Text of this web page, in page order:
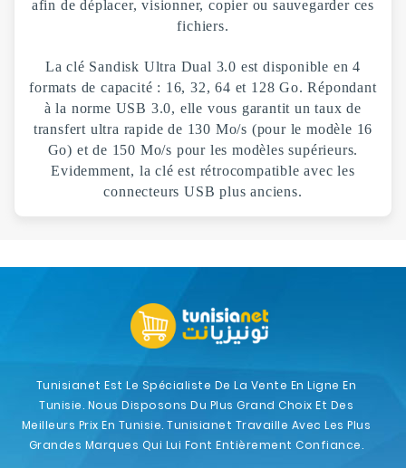
afin de déplacer, visionner, copier ou sauvegarder ces
fichiers.
La clé Sandisk Ultra Dual 3.0 est disponible en 4
formats de capacité : 16, 32, 64 et 128 Go. Répondant
à la norme USB 3.0, elle vous garantit un taux de
transfert ultra rapide de 130 Mo/s (pour le modèle 16
Go) et de 150 Mo/s pour les modèles supérieurs.
Evidemment, la clé est rétrocompatible avec les
connecteurs USB plus anciens.
Tunisianet Est Le Spécialiste De La Vente En Ligne En
Tunisie. Nous Disposons Du Plus Grand Choix Et Des
Meilleurs Prix En Tunisie. Tunisianet Travaille Avec Les Plus
Grandes Marques Qui Lui Font Entièrement Confiance.